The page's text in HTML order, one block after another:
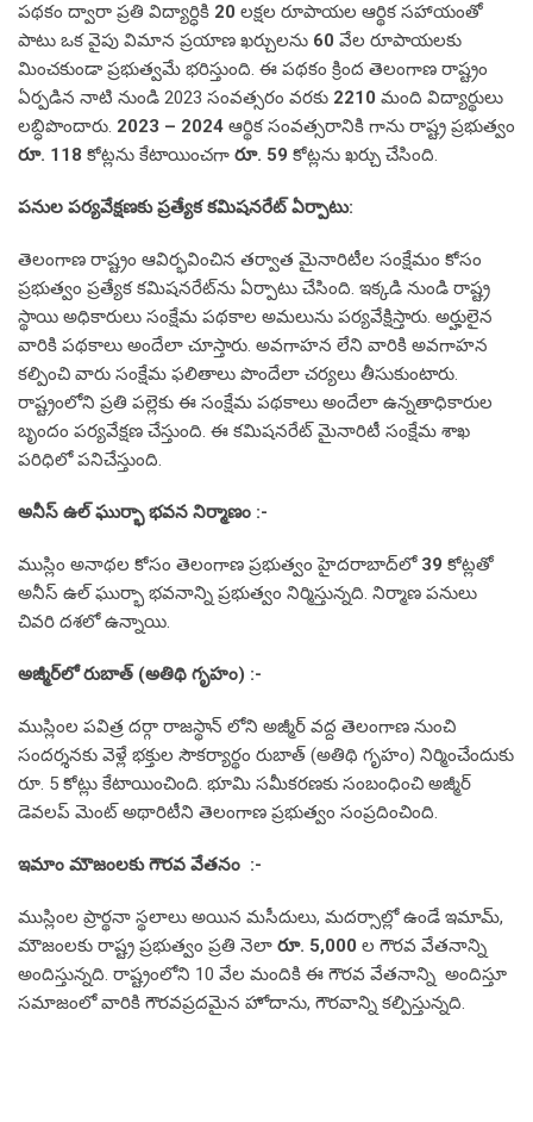
పథకం ద్వారా ప్రతి విద్యార్ధికి 20 లక్షల రూపాయల ఆర్థిక సహాయంతో
పాటు ఒక వైపు విమాన ప్రయాణ ఖర్చులను 60 వేల రూపాయలకు
మించకుండా ప్రభుత్వమే భరిస్తుంది. ఈ పథకం క్రింద తెలంగాణ రాష్ట్రం
ఏర్పడిన నాటి నుండి 2023 సంవత్సరం వరకు 2210 మంది విద్యార్థులు
లబ్ధిపొందారు. 2023 – 2024 ఆర్థిక సంవత్సరానికి గాను రాష్ట్ర ప్రభుత్వం
రూ. 118 కోట్లను కేటాయించగా రూ. 59 కోట్లను ఖర్చు చేసింది.
పనుల పర్యవేక్షణకు ప్రత్యేక కమిషనరేట్ ఏర్పాటు:
తెలంగాణ రాష్ట్రం ఆవిర్భవించిన తర్వాత మైనారిటీల సంక్షేమం కోసం
ప్రభుత్వం ప్రత్యేక కమిషనరేట్‌ను ఏర్పాటు చేసింది. ఇక్కడి నుండి రాష్ట్ర
స్థాయి అధికారులు సంక్షేమ పథకాల అమలును పర్యవేక్షిస్తారు. అర్హులైన
వారికి పథకాలు అందేలా చూస్తారు. అవగాహన లేని వారికి అవగాహన
కల్పించి వారు సంక్షేమ ఫలితాలు పొందేలా చర్యలు తీసుకుంటారు.
రాష్ట్రంలోని ప్రతి పల్లెకు ఈ సంక్షేమ పథకాలు అందేలా ఉన్నతాధికారుల
బృందం పర్యవేక్షణ చేస్తుంది. ఈ కమిషనరేట్ మైనారిటీ సంక్షేమ శాఖ
పరిధిలో పనిచేస్తుంది.
అనీస్ ఉల్ ఘుర్భా భవన నిర్మాణం :-
ముస్లిం అనాథల కోసం తెలంగాణ ప్రభుత్వం హైదరాబాద్‌లో 39 కోట్లతో
అనీస్ ఉల్ ఘుర్భా భవనాన్ని ప్రభుత్వం నిర్మిస్తున్నది. నిర్మాణ పనులు
చివరి దశలో ఉన్నాయి.
అజ్మీర్‌లో రుబాత్ (అతిథి గృహం) :-
ముస్లింల పవిత్ర దర్గా రాజస్థాన్ లోని అజ్మీర్ వద్ద తెలంగాణ నుంచి
సందర్శనకు వెళ్లే భక్తుల సౌకర్యార్థం రుబాత్ (అతిథి గృహం) నిర్మించేందుకు
రూ. 5 కోట్లు కేటాయించింది. భూమి సమీకరణకు సంబంధించి అజ్మీర్
డెవలప్ మెంట్ అథారిటీని తెలంగాణ ప్రభుత్వం సంప్రదించింది.
ఇమాం మౌజంలకు గౌరవ వేతనం :-
ముస్లింల ప్రార్థనా స్థలాలు అయిన మసీదులు, మదర్సాల్లో ఉండే ఇమామ్,
మౌజంలకు రాష్ట్ర ప్రభుత్వం ప్రతి నెలా రూ. 5,000 ల గౌరవ వేతనాన్ని
అందిస్తున్నది. రాష్ట్రంలోని 10 వేల మందికి ఈ గౌరవ వేతనాన్ని అందిస్తూ
సమాజంలో వారికి గౌరవప్రదమైన హోదాను, గౌరవాన్ని కల్పిస్తున్నది.